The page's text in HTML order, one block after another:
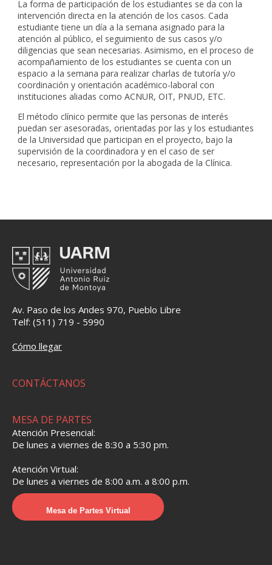
La forma de participación de los estudiantes se da con la
intervención directa en la atención de los casos. Cada
estudiante tiene un día a la semana asignado para la
atención al público, el seguimiento de sus casos y/o
diligencias que sean necesarias. Asimismo, en el proceso de
acompañamiento de los estudiantes se cuenta con un
espacio a la semana para realizar charlas de tutoría y/o
coordinación y orientación académico-laboral con
instituciones aliadas como ACNUR, OIT, PNUD, ETC.
El método clínico permite que las personas de interés
puedan ser asesoradas, orientadas por las y los estudiantes
de la Universidad que participan en el proyecto, bajo la
supervisión de la coordinadora y en el caso de ser
necesario, representación por la abogada de la Clínica.
Av. Paso de los Andes 970, Pueblo Libre
Telf: (511) 719 - 5990
Cómo llegar
CONTÁCTANOS
MESA DE PARTES
Atención Presencial:
De lunes a viernes de 8:30 a 5:30 pm.
Atención Virtual:
De lunes a viernes de 8:00 a.m. a 8:00 p.m.
Mesa de Partes Virtual